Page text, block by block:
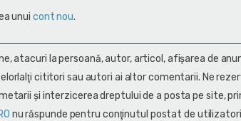
unui cont nou.
atacuri la persoană, autor, articol, afişarea de
cititori sau autori ai altor comentarii. Ne
și interzicerea dreptului de a posta pe site,
nu răspunde pentru conţinutul postat de